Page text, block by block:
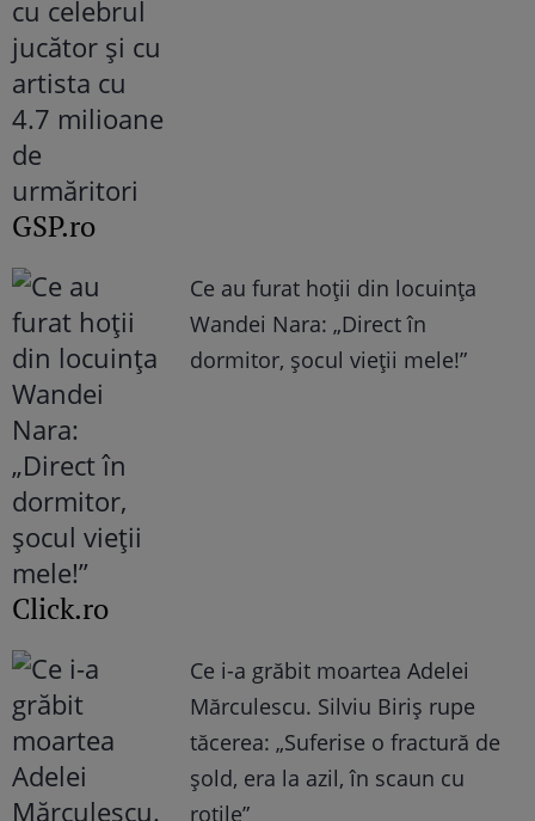
GSP.ro
Ce au furat hoții din locuința
Wandei Nara: „Direct în
dormitor, șocul vieții mele!”
Click.ro
Ce i-a grăbit moartea Adelei
Mărculescu. Silviu Biriș rupe
tăcerea: „Suferise o fractură de
șold, era la azil, în scaun cu
rotile”